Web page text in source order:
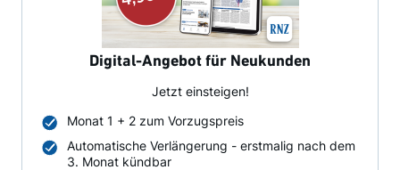
Digital-Angebot für Neukunden
Jetzt einsteigen!
Monat 1 + 2 zum Vorzugspreis
Automatische Verlängerung - erstmalig nach dem
3. Monat kündbar